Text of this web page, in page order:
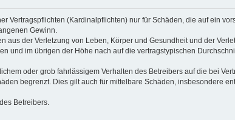
Vertragspflichten (Kardinalpflichten) nur für Schäden, die auf ein
Gewinn.
aus der Verletzung von Leben, Körper und Gesundheit und der
und im übrigen der Höhe nach auf die vertragstypischen
oder grob fahrlässigem Verhalten des Betreibers auf die bei
begrenzt. Dies gilt auch für mittelbare Schäden, insbesondere
Betreibers.